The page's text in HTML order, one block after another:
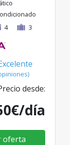
4 3
desde:
día
oferta